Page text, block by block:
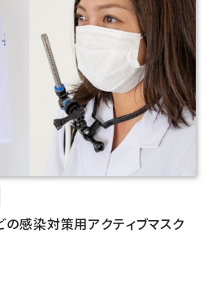
感染対策用アクティブマスク